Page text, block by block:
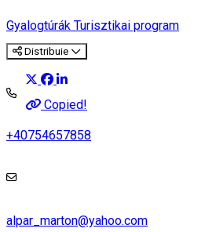
Gyalogtúrák Turisztikai program
Distribuie
Copied!
+40754657858
alpar_marton@yahoo.com